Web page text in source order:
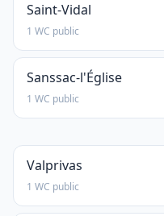
Saint-Vidal
1 WC public
Sanssac-l'Église
1 WC public
Valprivas
1 WC public